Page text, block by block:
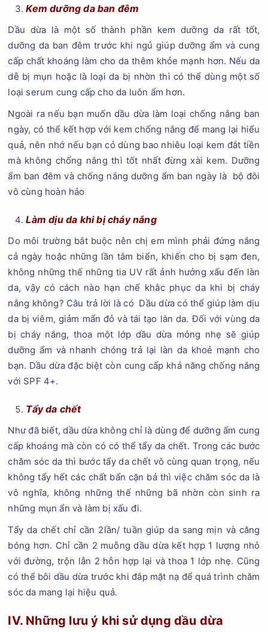
Kem dưỡng da ban đêm
Dầu dừa là một số thành phần kem dưỡng da rất tốt,
dưỡng da ban đêm trước khi ngủ giúp dưỡng ẩm và cung
cấp chất khoáng làm cho da thêm khỏe mạnh hơn. Nếu da
dễ bị mụn hoặc là loại da bị nhờn thì có thể dùng một số
loại serum cung cấp cho da luôn ẩm hơn.
Ngoài ra nếu bạn muốn dầu dừa làm loại chống nắng ban
ngày, có thể kết hợp với kem chống nắng để mang lại hiểu
quả, nên nhớ nếu bạn có dùng bao nhiêu loại kem đắt tiền
mà không chống nắng thì tốt nhất đừng xài kem. Dưỡng
ẩm ban đêm và chống nắng dưỡng ẩm ban ngày là bộ đôi
vô cùng hoàn hảo
Làm dịu da khi bị cháy nắng
Do môi trường bắt buộc nên chị em mình phải đứng nắng
cả ngày hoặc những lần tắm biển, khiến cho bị sạm đen,
không những thế những tia UV rất ảnh hưởng xấu đến làn
da, vậy có cách nào hạn chế khắc phục da khi bị cháy
nắng không? Câu trả lời là có Dầu dừa có thể giúp làm dịu
da bị viêm, giảm mẩn đỏ và tái tạo làn da. Đối với vùng da
bị cháy nắng, thoa một lớp dầu dừa mỏng nhẹ sẽ giúp
dưỡng ẩm và nhanh chóng trả lại làn da khoẻ mạnh cho
bạn. Dầu dừa đặc biệt còn cung cấp khả năng chống nắng
với SPF 4+.
Tẩy da chết
Như đã biết, dầu dừa không chỉ là dùng để dưỡng ẩm cung
cấp khoáng mà còn có có thể tẩy da chết. Trong các bước
chăm sóc da thì bước tẩy da chết vô cùng quan trọng, nếu
không tẩy hết các chất bẩn cặn bả thì việc chăm sóc da là
vô nghĩa, không những thế những bã nhờn còn sinh ra
những mụn ẩn và làm bị xấu đi.
Tẩy da chết chỉ cần 2lần/ tuần giúp da sang mịn và căng
bóng hơn. Chỉ cần 2 muỗng dầu dừa kết hợp 1 lượng nhỏ
với đường, trộn lẫn 2 hỗn hợp lại và thoa 1 lớp nhẹ. Cũng
có thể bôi dầu dừa trước khi đắp mặt nạ để quá trình chăm
sóc da mang lại hiệu quả.
IV. Những lưu ý khi sử dụng dầu dừa